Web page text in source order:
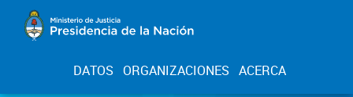
DATOS ORGANIZACIONES ACERCA